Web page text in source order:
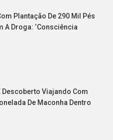
Plantação De 290 Mil Pés
A Droga: ‘Consciência
Descoberto Viajando Com
De Maconha Dentro